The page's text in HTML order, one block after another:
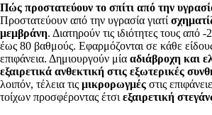
Πώς προστατεύουν το σπίτι από την
Προστατεύουν από την υγρασία γιατί
μεμβράνη. Διατηρούν τις ιδιότητες τους
έως 80 βαθμούς. Εφαρμόζονται σε κάθε
επιφάνεια. Δημιουργούν μία αδιάβροχη και
εξαιρετικά ανθεκτική στις εξωτερικές
λοιπόν, τέλεια τις μικρορωγμές στις
τοίχων προσφέροντας έτσι εξαιρετική